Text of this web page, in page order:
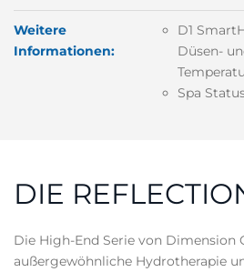
Weitere
Informationen:
D1
Düsen-
Spa
DIE
Die High-End Serie von Dimension
außergewöhnliche Hydrotherapie